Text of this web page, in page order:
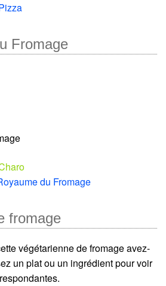
Fromage
du Fromage
fromage
végétarienne de fromage avez-
un plat ou un ingrédient pour voir